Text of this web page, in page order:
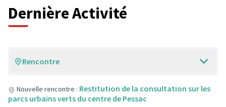
Dernière Activité
Rencontre
Nouvelle rencontre : Restitution de la consultation sur les
parcs urbains verts du centre de Pessac